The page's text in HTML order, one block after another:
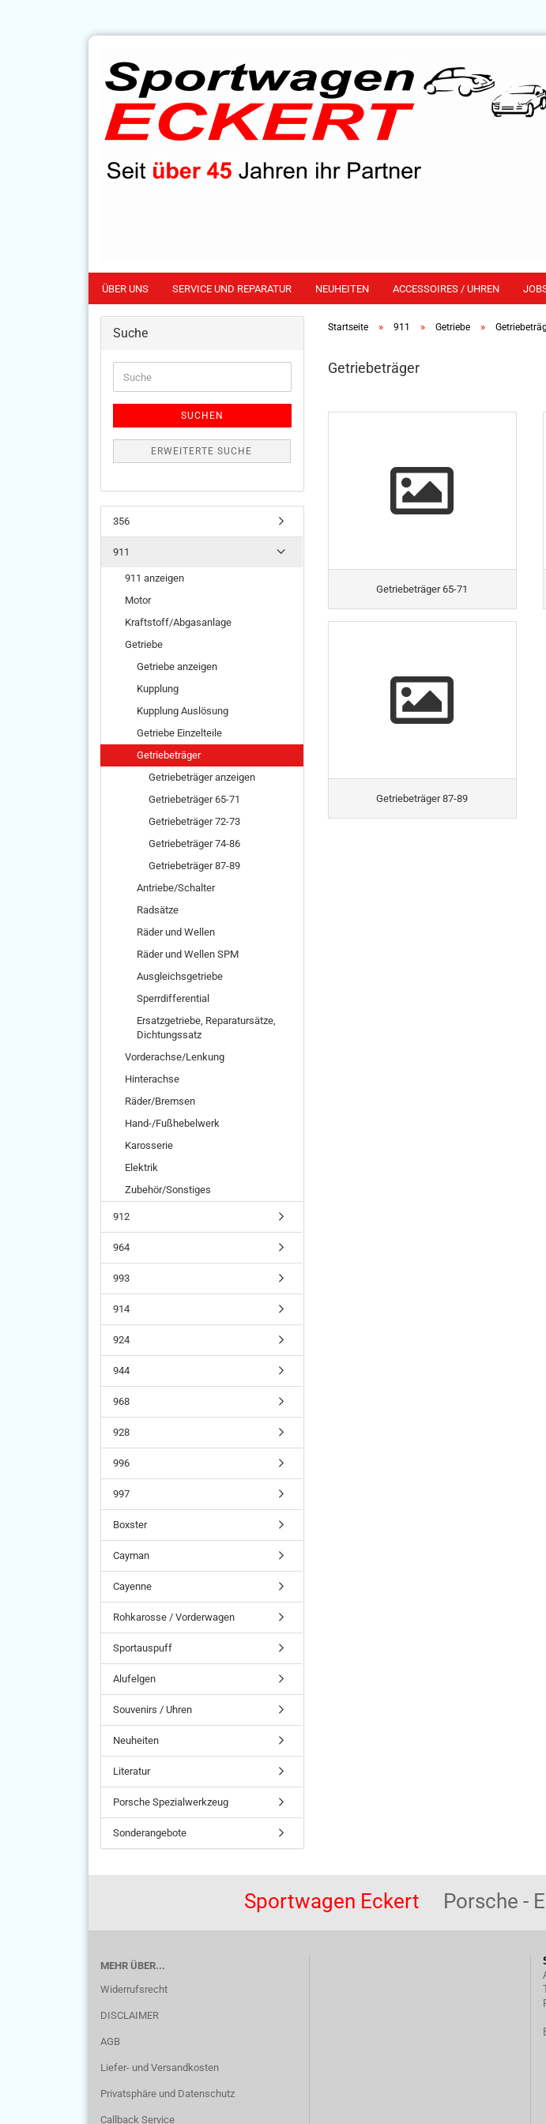
ÜBER UNS SERVICE UND REPARATUR NEUHEITEN ACCESSOIRES / UHREN
Startseite » 911 » Getriebe »
Getriebeträger
Getriebeträger 65-71
Getriebeträger 87-89
Suche
SUCHEN
ERWEITERTE SUCHE
356
911
911 anzeigen
Motor
Kraftstoff/Abgasanlage
Getriebe
Getriebe anzeigen
Kupplung
Kupplung Auslösung
Getriebe Einzelteile
Getriebeträger
Getriebeträger anzeigen
Getriebeträger 65-71
Getriebeträger 72-73
Getriebeträger 74-86
Getriebeträger 87-89
Antriebe/Schalter
Radsätze
Räder und Wellen
Räder und Wellen SPM
Ausgleichsgetriebe
Sperrdifferential
Ersatzgetriebe, Reparatursätze,
Dichtungssatz
Vorderachse/Lenkung
Hinterachse
Räder/Bremsen
Hand-/Fußhebelwerk
Karosserie
Elektrik
Zubehör/Sonstiges
912
964
993
914
924
944
968
928
996
997
Boxster
Cayman
Cayenne
Rohkarosse / Vorderwagen
Sportauspuff
Alufelgen
Souvenirs / Uhren
Neuheiten
Literatur
Porsche Spezialwerkzeug
Sonderangebote
Sportwagen Eckert Porsche -
MEHR ÜBER...
Widerrufsrecht
DISCLAIMER
AGB
Liefer- und Versandkosten
Privatsphäre und Datenschutz
Callback Service